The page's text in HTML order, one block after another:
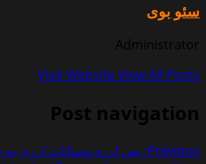
سئو بوی
Administrator
Visit WebsiteView All Posts
Post navigation
Previous: پس لرزه نوسانات ارزی به